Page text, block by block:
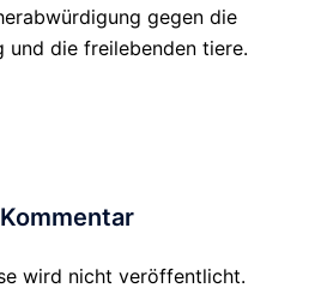
gegen die
und die freilebenden tiere.
wird nicht veröffentlicht.